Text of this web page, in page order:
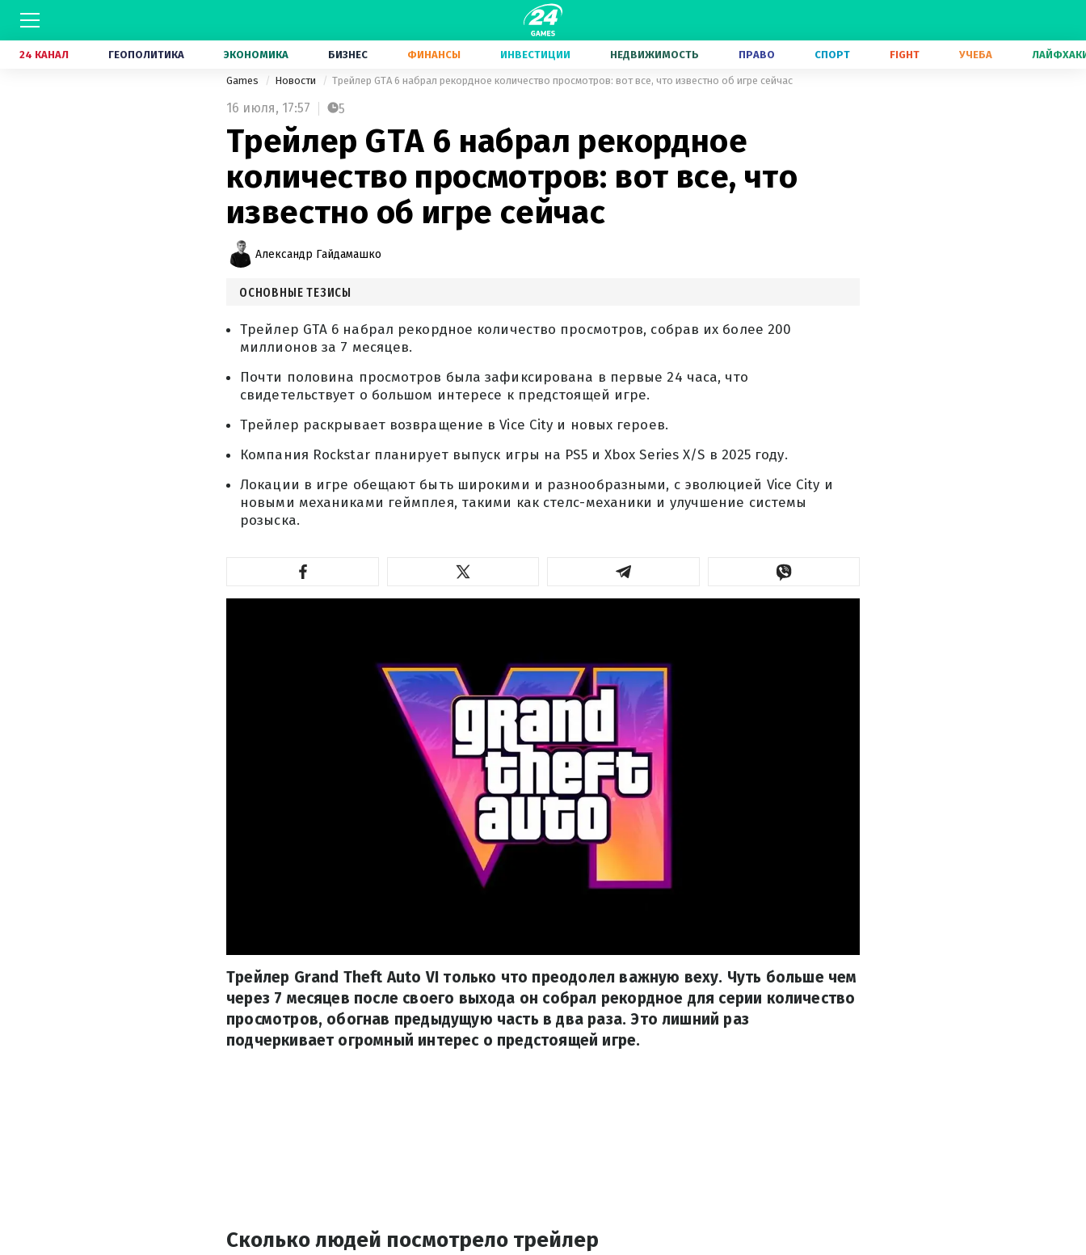
24 КАНАЛ ГЕОПОЛИТИКА ЭКОНОМИКА БИЗНЕС ФИНАНСЫ ИНВЕСТИЦИИ НЕДВИЖИМОСТЬ ПРАВО СПОРТ FIGHT УЧЕБА
Games Новости Трейлер GTA 6 набрал рекордное количество просмотров: вот все, что известно об игре сейчас
16 июля, 17:57 5
Трейлер GTA 6 набрал рекордное
количество просмотров: вот все, что
известно об игре сейчас
Александр Гайдамашко
ОСНОВНЫЕ ТЕЗИСЫ
Трейлер GTA 6 набрал рекордное количество просмотров, собрав их более 200
миллионов за 7 месяцев.
Почти половина просмотров была зафиксирована в первые 24 часа, что
свидетельствует о большом интересе к предстоящей игре.
Трейлер раскрывает возвращение в Vice City и новых героев.
Компания Rockstar планирует выпуск игры на PS5 и Xbox Series X/S в 2025 году.
Локации в игре обещают быть широкими и разнообразными, с эволюцией Vice City и
новыми механиками геймплея, такими как стелс-механики и улучшение системы
розыска.
Трейлер Grand Theft Auto VI только что преодолел важную веху. Чуть больше чем
через 7 месяцев после своего выхода он собрал рекордное для серии количество
просмотров, обогнав предыдущую часть в два раза. Это лишний раз
подчеркивает огромный интерес о предстоящей игре.
Сколько людей посмотрело трейлер